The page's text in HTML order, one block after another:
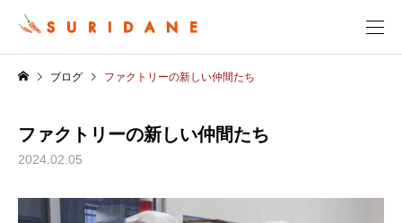
ブログ ファクトリーの新しい仲間たち
ファクトリーの新しい仲間たち
2024.02.05